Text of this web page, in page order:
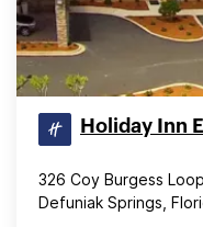
Holiday Inn
326 Coy Burgess Loop
Defuniak Springs,